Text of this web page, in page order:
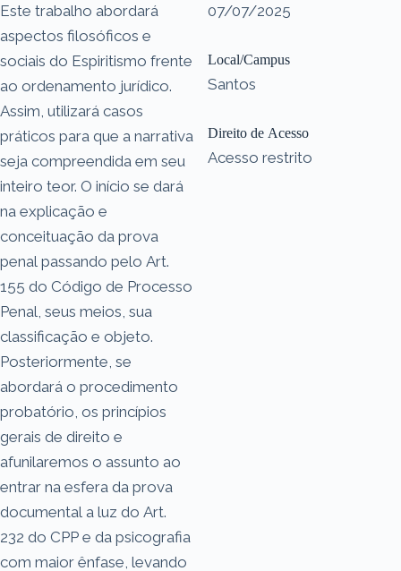
Este trabalho abordará
aspectos filosóficos e
sociais do Espiritismo frente
ao ordenamento jurídico.
Assim, utilizará casos
práticos para que a narrativa
seja compreendida em seu
inteiro teor. O início se dará
na explicação e
conceituação da prova
penal passando pelo Art.
155 do Código de Processo
Penal, seus meios, sua
classificação e objeto.
Posteriormente, se
abordará o procedimento
probatório, os princípios
gerais de direito e
afunilaremos o assunto ao
entrar na esfera da prova
documental a luz do Art.
232 do CPP e da psicografia
com maior ênfase, levando
07/07/2025
Local/Campus
Santos
Direito de Acesso
Acesso restrito